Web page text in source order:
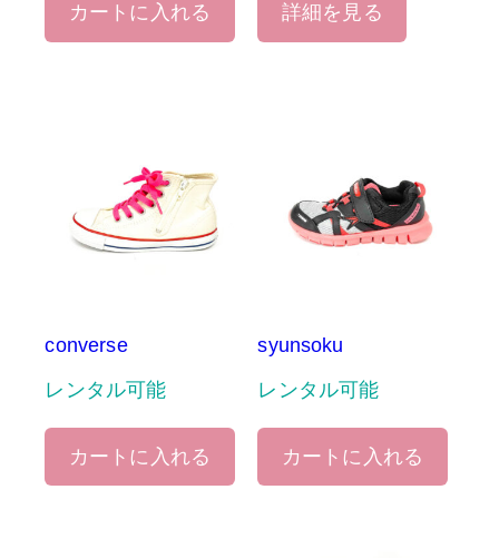
カートに入れる 詳細を見る
converse
レンタル可能
カートに入れる
syunsoku
レンタル可能
カートに入れる